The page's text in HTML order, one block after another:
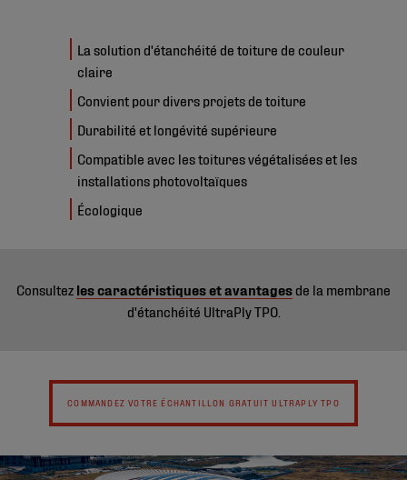
La solution d'étanchéité de toiture de couleur
claire
Convient pour divers projets de toiture
Durabilité et longévité supérieure
Compatible avec les toitures végétalisées et les
installations photovoltaïques
Écologique
Consultez les caractéristiques et avantages de la membrane
d'étanchéité UltraPly TPO.
COMMANDEZ VOTRE ÉCHANTILLON GRATUIT ULTRAPLY TPO